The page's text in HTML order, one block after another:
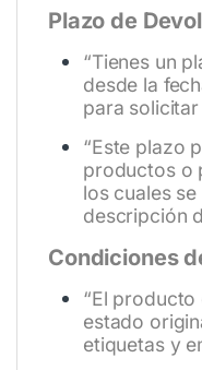
Plazo de
“Tienes un
desde la
para
“Este plazo
productos o
los cuales
descripción
Condiciones
“El
estado
etiquetas y